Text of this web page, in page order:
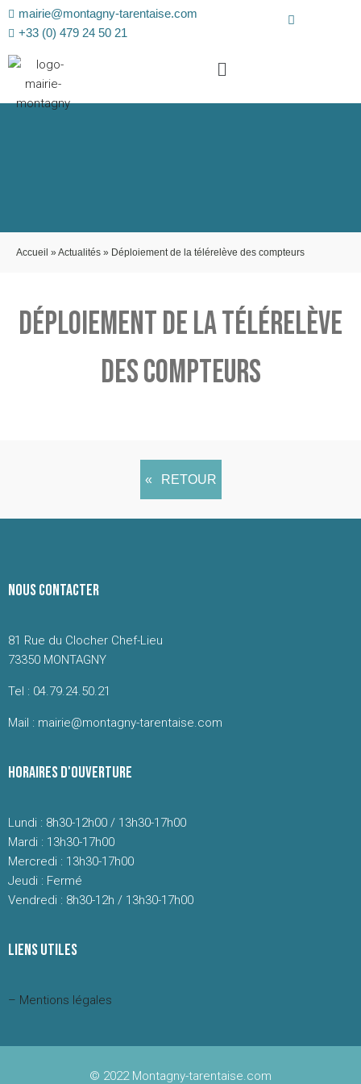
mairie@montagny-tarentaise.com
+33 (0) 479 24 50 21
Accueil »Actualités » Déploiement de la télérelève des compteurs
DÉPLOIEMENT DE LA TÉLÉRELÈVE
DES COMPTEURS
RETOUR
NOUS CONTACTER
81 Rue du Clocher Chef-Lieu
73350 MONTAGNY
Tel : 04.79.24.50.21
Mail : mairie@montagny-tarentaise.com
HORAIRES D'OUVERTURE
Lundi : 8h30-12h00 / 13h30-17h00
Mardi : 13h30-17h00
Mercredi : 13h30-17h00
Jeudi : Fermé
Vendredi : 8h30-12h / 13h30-17h00
LIENS UTILES
– Mentions légales
© 2022 Montagny-tarentaise.com